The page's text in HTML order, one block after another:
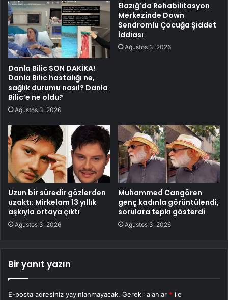
Danla Bilic SON DAKİKA!
Danla Bilic hastalığı ne,
sağlık durumu nasıl? Danla
Bilic’e ne oldu?
Ağustos 3, 2026
Elazığ’da Rehabilitasyon
Merkezinde Down
Sendromlu Çocuğa Şiddet
İddiası
Ağustos 3, 2026
Uzun bir süredir gözlerden
uzaktı: Mirkelam 13 yıllık
aşkıyla ortaya çıktı
Ağustos 3, 2026
Muhammed Cangören
genç kadınla görüntülendi,
sorulara tepki gösterdi
Ağustos 3, 2026
Bir yanıt yazın
E-posta adresiniz yayınlanmayacak. Gerekli alanlar * ile